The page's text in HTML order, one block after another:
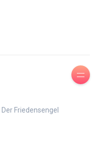
Der Friedensengel